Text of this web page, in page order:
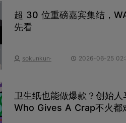
超 30 位重磅嘉宾集结，
先看
sokunkun· 2026-06-25
卫生纸也能做爆款？创始
Who Gives A Crap不火都